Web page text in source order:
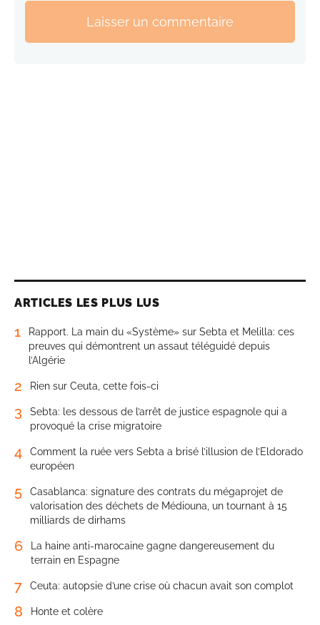
Laisser un commentaire
ARTICLES LES PLUS LUS
1
Rapport. La main du «Système» sur Sebta et Melilla: ces
preuves qui démontrent un assaut téléguidé depuis
l’Algérie
2 Rien sur Ceuta, cette fois-ci
3
Sebta: les dessous de l’arrêt de justice espagnole qui a
provoqué la crise migratoire
4
Comment la ruée vers Sebta a brisé l’illusion de l’Eldorado
européen
5
Casablanca: signature des contrats du mégaprojet de
valorisation des déchets de Médiouna, un tournant à 15
milliards de dirhams
6
La haine anti-marocaine gagne dangereusement du
terrain en Espagne
7 Ceuta: autopsie d’une crise où chacun avait son complot
8 Honte et colère